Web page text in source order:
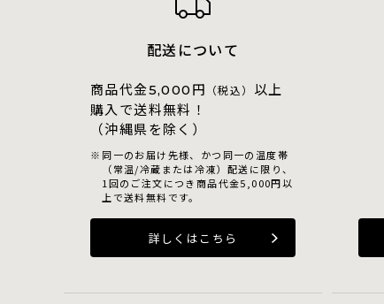
配送について
商品代金5,000 円 （税込） 以上
購入で送料無料！
（沖縄県を除く）
同一のお届け先様、かつ同一の温度帯
（常温/冷蔵または冷凍）配送に限り、
1回のご注文につき商品代金5,000円以
上で送料無料です。
詳しくはこちら